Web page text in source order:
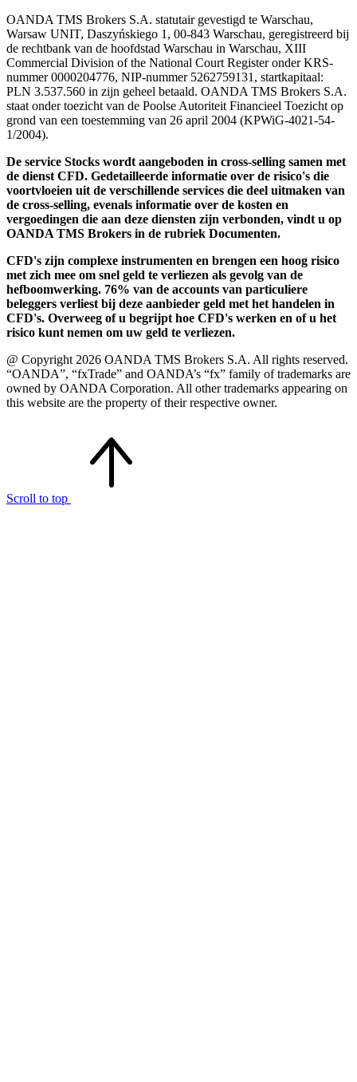
OANDA TMS Brokers S.A. statutair gevestigd te Warschau,
Warsaw UNIT, Daszyńskiego 1, 00-843 Warschau, geregistreerd bij
de rechtbank van de hoofdstad Warschau in Warschau, XIII
Commercial Division of the National Court Register onder KRS-
nummer 0000204776, NIP-nummer 5262759131, startkapitaal:
PLN 3.537.560 in zijn geheel betaald. OANDA TMS Brokers S.A.
staat onder toezicht van de Poolse Autoriteit Financieel Toezicht op
grond van een toestemming van 26 april 2004 (KPWiG-4021-54-
1/2004).
De service Stocks wordt aangeboden in cross-selling samen met
de dienst CFD. Gedetailleerde informatie over de risico's die
voortvloeien uit de verschillende services die deel uitmaken van
de cross-selling, evenals informatie over de kosten en
vergoedingen die aan deze diensten zijn verbonden, vindt u op
OANDA TMS Brokers in de rubriek Documenten.
CFD's zijn complexe instrumenten en brengen een hoog risico
met zich mee om snel geld te verliezen als gevolg van de
hefboomwerking. 76% van de accounts van particuliere
beleggers verliest bij deze aanbieder geld met het handelen in
CFD's. Overweeg of u begrijpt hoe CFD's werken en of u het
risico kunt nemen om uw geld te verliezen.
@ Copyright 2026 OANDA TMS Brokers S.A. All rights reserved.
“OANDA”, “fxTrade” and OANDA’s “fx” family of trademarks are
owned by OANDA Corporation. All other trademarks appearing on
this website are the property of their respective owner.
Scroll to top